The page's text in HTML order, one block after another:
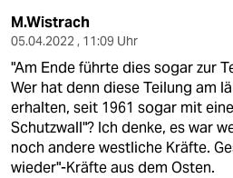
M.Wistrach
05.04.2022 , 11:09 Uhr
"Am Ende führte dies sogar zur
Wer hat denn diese Teilung am
erhalten, seit 1961 sogar mit
Schutzwall"? Ich denke, es war
noch andere westliche Kräfte.
wieder"-Kräfte aus dem Osten.